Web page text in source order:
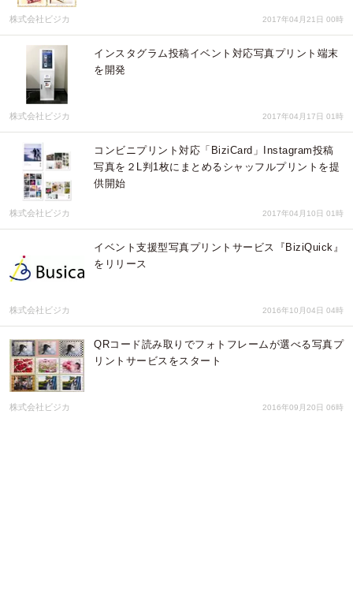
株式会社ビジカ 2017年04月21日 00時
インスタグラム投稿イベント対応写真プリント端末
を開発
株式会社ビジカ 2017年04月17日 01時
コンビニプリント対応「BiziCard」Instagram投稿
写真を２L判1枚にまとめるシャッフルプリントを提
供開始
株式会社ビジカ 2017年04月10日 01時
イベント支援型写真プリントサービス『BiziQuick』
をリリース
株式会社ビジカ 2016年10月04日 04時
QRコード読み取りでフォトフレームが選べる写真プ
リントサービスをスタート
株式会社ビジカ 2016年09月20日 06時